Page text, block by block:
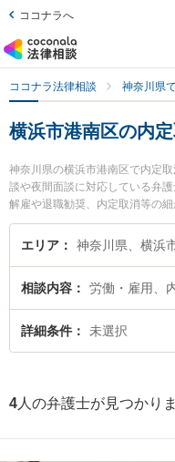
ココナラへ
ココナラ法律相談 神奈川県
横浜市港南区の内
神奈川県の横浜市港南区で内定
談や夜間面談に対応している弁
解雇や退職勧奨、内定取消等の
特に上大岡法律事務所の石井 誠
士、上大岡港南法律事務所の福
の実績豊富な近くの弁護士を検
談できる横浜市港南区内の弁護
んにおすすめです。
エリア 神奈川県、横浜
相談内容 労働・雇用、
詳細条件 未選択
4 人の弁護士が見つかり